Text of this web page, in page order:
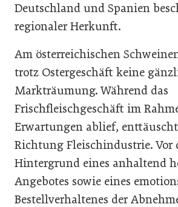
Deutschland und Spanien
regionaler Herkunft.
Am österreichischen
trotz Ostergeschäft keine
Markträumung. Während das
Frischfleischgeschäft im
Erwartungen ablief,
Richtung Fleischindustrie. Vor
Hintergrund eines anhaltend
Angebotes sowie eines
Bestellverhaltenes der